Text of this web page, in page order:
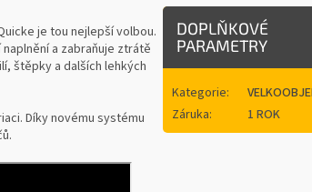
je tou nejlepší volbou.
a zabraňuje ztrátě
štěpky a dalších lehkých
Díky novému systému
DOPLŇKOVÉ
PARAMETRY
Kategorie:
Záruka: 1 ROK